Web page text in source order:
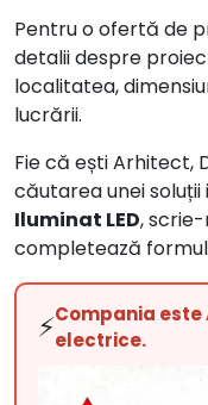
Pentru o ofertă de
detalii despre
localitatea,
lucrării.
Fie că ești Arhitect,
căutarea unei
Iluminat LED,
completează
⚡Compania este
electrice.